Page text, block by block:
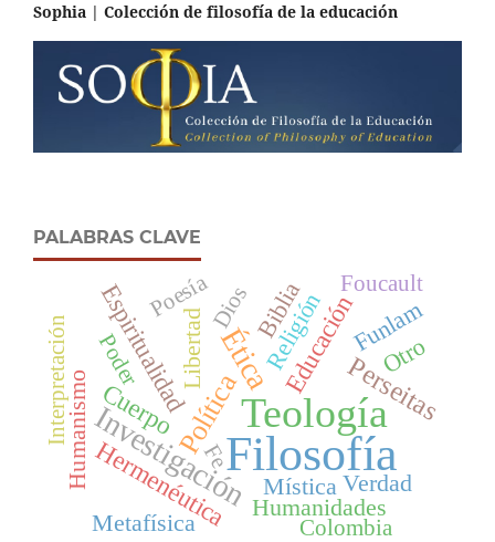
Sophia | Colección de filosofía de la educación
PALABRAS CLAVE
Filosofía
Teología
Investigación
Ética
Política Perseitas
Educación
Espiritualidad
Hermenéutica
Cuerpo
Humanismo
Funlam
Religión
Mística
Humanidades
Libertad Biblia
Verdad
Metafísica
Otro
PoesíaDios Foucault
Interpretación Poder
Fe
Colombia